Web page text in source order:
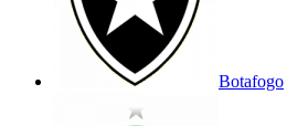
Botafogo